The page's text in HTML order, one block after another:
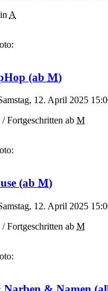
A
(ab M)
12. April 2025
Fortgeschritten ab M
(ab M)
12. April 2025
Fortgeschritten ab M